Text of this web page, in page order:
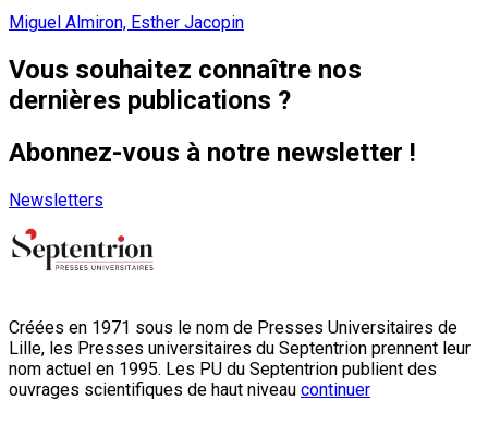
Miguel Almiron, Esther Jacopin
Vous souhaitez connaître nos
dernières publications ?
Abonnez-vous à notre newsletter !
Newsletters
Créées en 1971 sous le nom de Presses Universitaires de
Lille, les Presses universitaires du Septentrion prennent leur
nom actuel en 1995. Les PU du Septentrion publient des
ouvrages scientifiques de haut niveau continuer